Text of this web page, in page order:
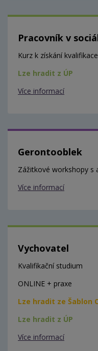
Pracovník v
Kurz k získání
Lze hradit z ÚP
Více informací
Gerontooblek
Zážitkové workshopy s
Více informací
Vychovatel
Kvalifikační studium
ONLINE + praxe
Lze hradit ze Šablon
Lze hradit z ÚP
Více informací